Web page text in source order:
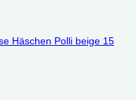
Häschen Polli beige 15